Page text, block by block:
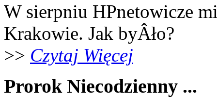
W sierpniu HPnetowicze
Krakowie. Jak byÂło?
>> Czytaj Więcej
Prorok Niecodzienny ...